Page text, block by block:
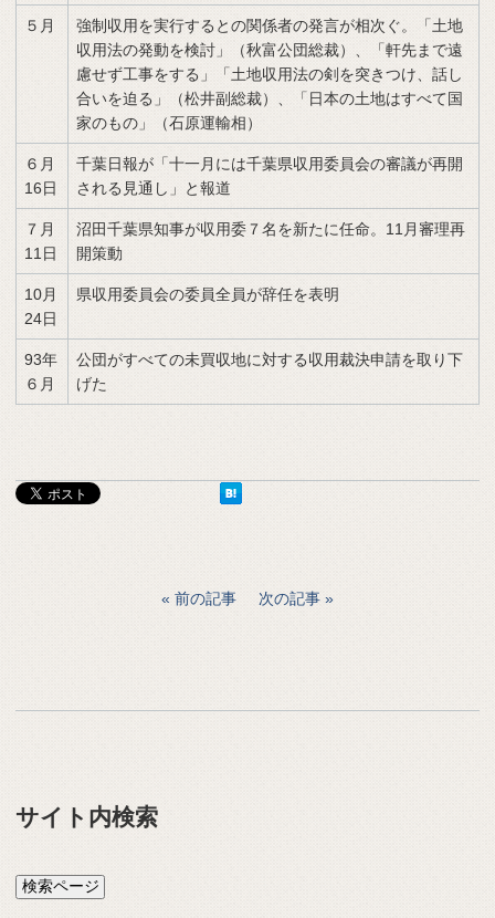
５月
強制収用を実行するとの関係者の発言が相次ぐ。「土地
収用法の発動を検討」（秋富公団総裁）、「軒先まで遠
慮せず工事をする」「土地収用法の剣を突きつけ、話し
合いを迫る」（松井副総裁）、「日本の土地はすべて国
家のもの」（石原運輸相）
６月
16日
千葉日報が「十一月には千葉県収用委員会の審議が再開
される見通し」と報道
７月
11日
沼田千葉県知事が収用委７名を新たに任命。11月審理再
開策動
10月
24日
県収用委員会の委員全員が辞任を表明
93年
６月
公団がすべての未買収地に対する収用裁決申請を取り下
げた
前の記事 次の記事
サイト内検索